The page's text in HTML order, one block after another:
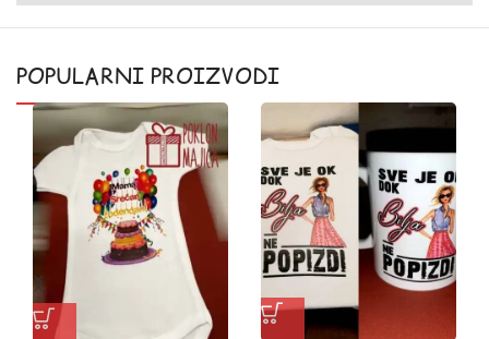
POPULARNI PROIZVODI